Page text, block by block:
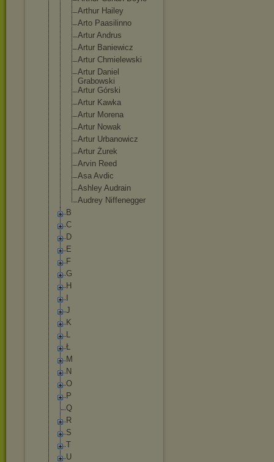
Arthur Hailey
Arto Paasilinno
Artur Andrus
Artur Baniewicz
Artur Chmielewski
Artur Daniel
Grabowski
Artur Górski
Artur Kawka
Artur Morena
Artur Nowak
Artur Urbanowicz
Artur Żurek
Arvin Reed
Asa Avdic
Ashley Audrain
Audrey Niffenegger
B
C
D
E
F
G
H
J
K
L
Ł
M
N
O
P
Q
R
S
T
U